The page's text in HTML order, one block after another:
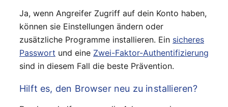
Ja, wenn Angreifer Zugriff auf dein Konto haben,
können sie Einstellungen ändern oder
zusätzliche Programme installieren. Ein sicheres
Passwort und eine Zwei-Faktor-Authentifizierung
sind in diesem Fall die beste Prävention.
Hilft es, den Browser neu zu installieren?